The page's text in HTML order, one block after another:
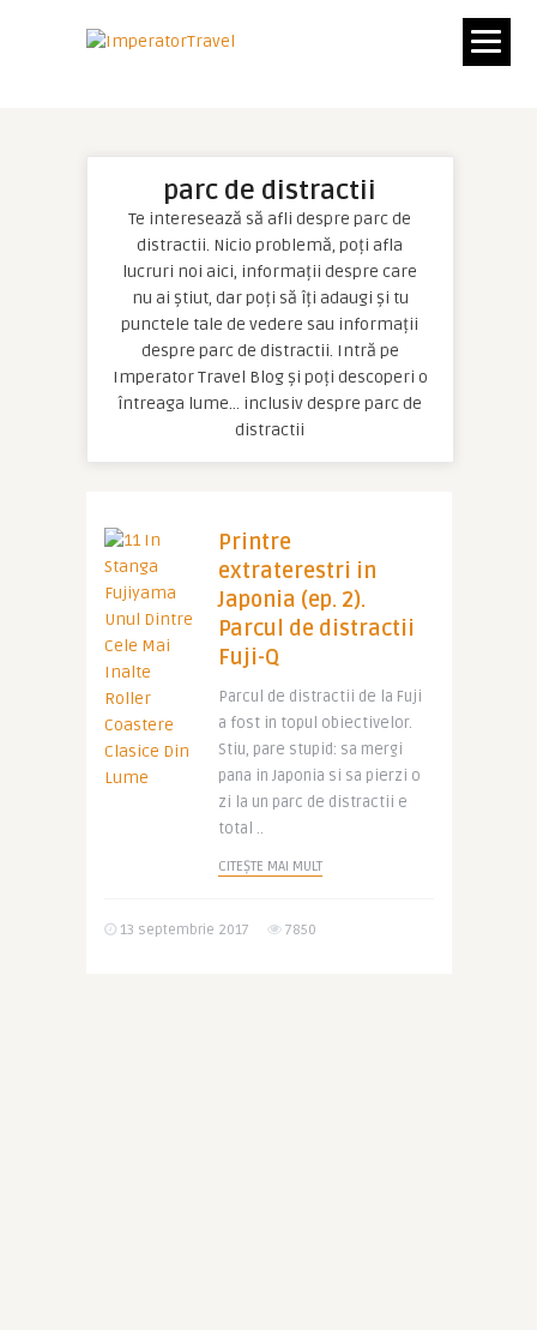
parc de distractii
Te interesează să afli despre parc de
distractii. Nicio problemă, poți afla
lucruri noi aici, informații despre care
nu ai știut, dar poți să îți adaugi și tu
punctele tale de vedere sau informații
despre parc de distractii. Intră pe
Imperator Travel Blog și poți descoperi o
întreaga lume… inclusiv despre parc de
distractii
Printre
extraterestri in
Japonia (ep. 2).
Parcul de distractii
Fuji-Q
Parcul de distractii de la Fuji
a fost in topul obiectivelor.
Stiu, pare stupid: sa mergi
pana in Japonia si sa pierzi o
zi la un parc de distractii e
total ..
CITEȘTE MAI MULT
13 septembrie 2017 7850